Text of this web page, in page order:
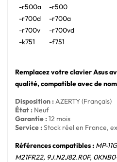
-r500a
-r700d
-r700v
-k751
-r500
-r700a
-r700vd
-f751
Remplacez votre clavier Asus
qualité, compatible avec de
Disposition :AZERTY (Français)
État : Neuf
Garantie :12 mois
Service :Stock réel en France,
Références compatibles : MP-
M21FR22, 9J.N2J82.R0F,